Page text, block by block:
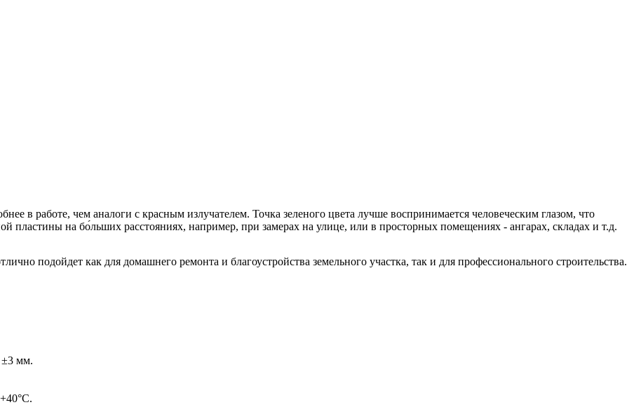
в работе, чем аналоги с красным излучателем. Точка зеленого цвета лучше воспринимается человеческим глазом, что
пластины на бо́льших расстояниях, например, при замерах на улице, или в просторных помещениях - ангарах, складах и т.д.
подойдет как для домашнего ремонта и благоустройства земельного участка, так и для профессионального строительства.
±3 мм.